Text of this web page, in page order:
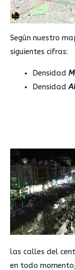
Según nuestro
siguientes cifras:
Densidad
Densidad
las calles del
en todo